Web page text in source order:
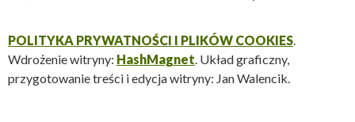
POLITYKA PRYWATNOŚCI I PLIKÓW COOKIES
Wdrożenie witryny: HashMagnet . Układ graficzny,
przygotowanie treści i edycja witryny: Jan Walencik.